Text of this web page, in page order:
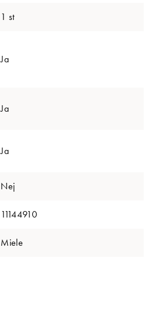
1 st
Ja
Ja
Ja
Nej
11144910
Miele